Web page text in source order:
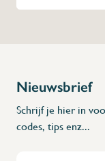
Nieuwsbrief
Schrijf je hier in
codes, tips enz...